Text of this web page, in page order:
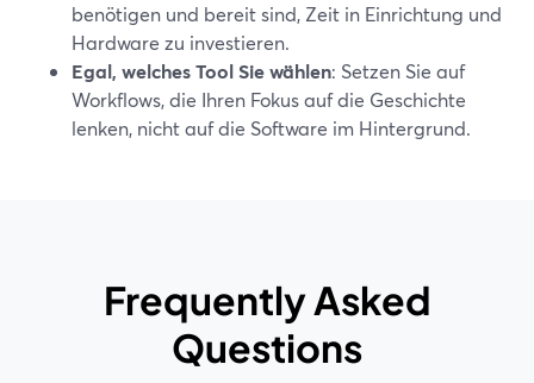
benötigen und bereit sind, Zeit in Einrichtung und
Hardware zu investieren.
Egal, welches Tool Sie wählen: Setzen Sie auf
Workflows, die Ihren Fokus auf die Geschichte
lenken, nicht auf die Software im Hintergrund.
Frequently Asked
Questions